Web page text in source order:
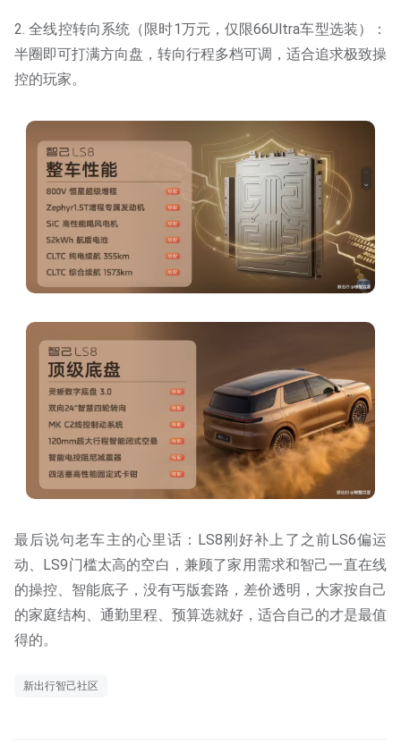
2. 全线控转向系统（限时1万元，仅限66Ultra车型选装）：
半圈即可打满方向盘，转向行程多档可调，适合追求极致操
控的玩家。
最后说句老车主的心里话：LS8刚好补上了之前LS6偏运
动、LS9门槛太高的空白，兼顾了家用需求和智己一直在线
的操控、智能底子，没有丐版套路，差价透明，大家按自己
的家庭结构、通勤里程、预算选就好，适合自己的才是最值
得的。
新出行智己社区